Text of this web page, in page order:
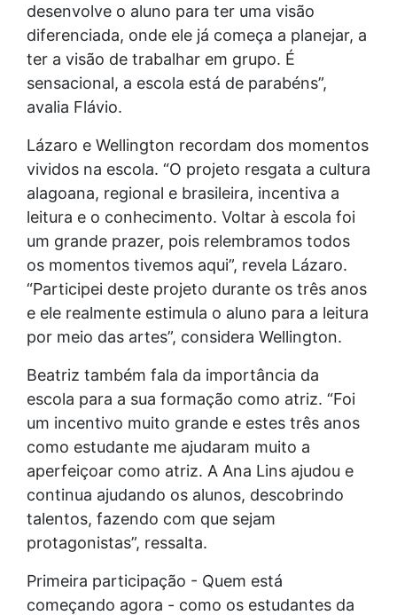
desenvolve o aluno para ter uma visão
diferenciada, onde ele já começa a planejar, a
ter a visão de trabalhar em grupo. É
sensacional, a escola está de parabéns”,
avalia Flávio.
Lázaro e Wellington recordam dos momentos
vividos na escola. “O projeto resgata a cultura
alagoana, regional e brasileira, incentiva a
leitura e o conhecimento. Voltar à escola foi
um grande prazer, pois relembramos todos
os momentos tivemos aqui”, revela Lázaro.
“Participei deste projeto durante os três anos
e ele realmente estimula o aluno para a leitura
por meio das artes”, considera Wellington.
Beatriz também fala da importância da
escola para a sua formação como atriz. “Foi
um incentivo muito grande e estes três anos
como estudante me ajudaram muito a
aperfeiçoar como atriz. A Ana Lins ajudou e
continua ajudando os alunos, descobrindo
talentos, fazendo com que sejam
protagonistas”, ressalta.
Primeira participação - Quem está
começando agora - como os estudantes da